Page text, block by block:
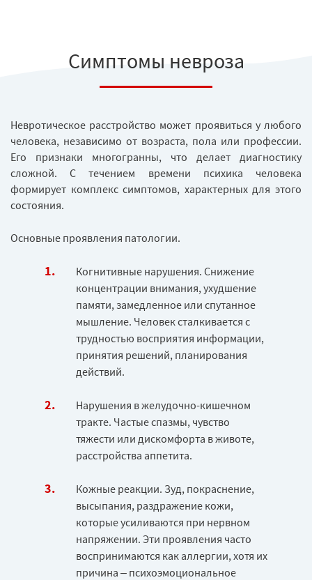
Симптомы невроза
Невротическое расстройство может проявиться у любого
человека, независимо от возраста, пола или профессии.
Его признаки многогранны, что делает диагностику
сложной. С течением времени психика человека
формирует комплекс симптомов, характерных для этого
состояния.
Основные проявления патологии.
Когнитивные нарушения. Снижение
концентрации внимания, ухудшение
памяти, замедленное или спутанное
мышление. Человек сталкивается с
трудностью восприятия информации,
принятия решений, планирования
действий.
Нарушения в желудочно-кишечном
тракте. Частые спазмы, чувство
тяжести или дискомфорта в животе,
расстройства аппетита.
Кожные реакции. Зуд, покраснение,
высыпания, раздражение кожи,
которые усиливаются при нервном
напряжении. Эти проявления часто
воспринимаются как аллергии, хотя их
причина – психоэмоциональное